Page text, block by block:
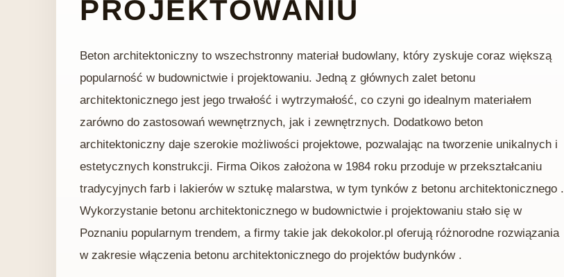
PROJEKTOWANIU
Beton architektoniczny to wszechstronny materiał budowlany, który zyskuje coraz większą
popularność w budownictwie i projektowaniu. Jedną z głównych zalet betonu
architektonicznego jest jego trwałość i wytrzymałość, co czyni go idealnym materiałem
zarówno do zastosowań wewnętrznych, jak i zewnętrznych. Dodatkowo beton
architektoniczny daje szerokie możliwości projektowe, pozwalając na tworzenie unikalnych i
estetycznych konstrukcji. Firma Oikos założona w 1984 roku przoduje w przekształcaniu
tradycyjnych farb i lakierów w sztukę malarstwa, w tym tynków z betonu architektonicznego .
Wykorzystanie betonu architektonicznego w budownictwie i projektowaniu stało się w
Poznaniu popularnym trendem, a firmy takie jak dekokolor.pl oferują różnorodne rozwiązania
w zakresie włączenia betonu architektonicznego do projektów budynków .